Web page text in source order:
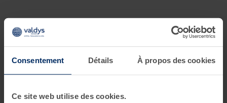
Consentement Détails À propos des cookies
Ce site web utilise des cookies.